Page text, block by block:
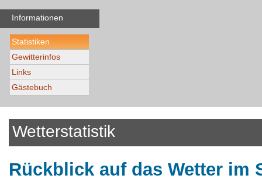
Informationen
Statistiken
Gewitterinfos
Links
Gästebuch
Wetterstatistik
Rückblick auf das Wetter im